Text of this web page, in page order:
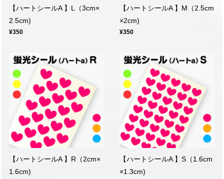
【ハートシールA 】L（3cm×
2.5cm)
¥350
【ハートシールA 】M（2.5cm
×2cm)
¥350
【ハートシールA 】R（2cm×
1.6cm)
【ハートシールA 】S（1.6cm
×1.3cm)